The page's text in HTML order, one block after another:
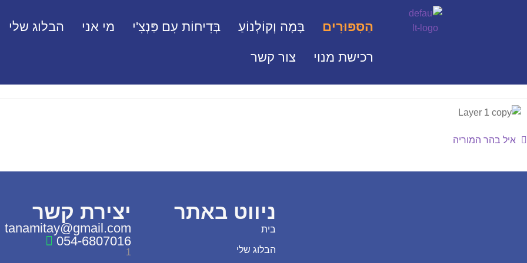
הַסִּפּוּרִים בָּמָה וְקוֹלְנוֹעַ בְּדִיחוֹת עִם פַּנְצִ'י מי אני הבלוג שלי
רכישת מנוי צור קשר
איל בהר המוריה
ניווט באתר
בית
הבלוג שלי
יצירת קשר
tanamitay@gmail.com
054-6807016
1